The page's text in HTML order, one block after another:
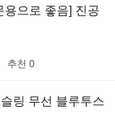
용으로 좋음] 진공
추천 0
링 무선 블루투스